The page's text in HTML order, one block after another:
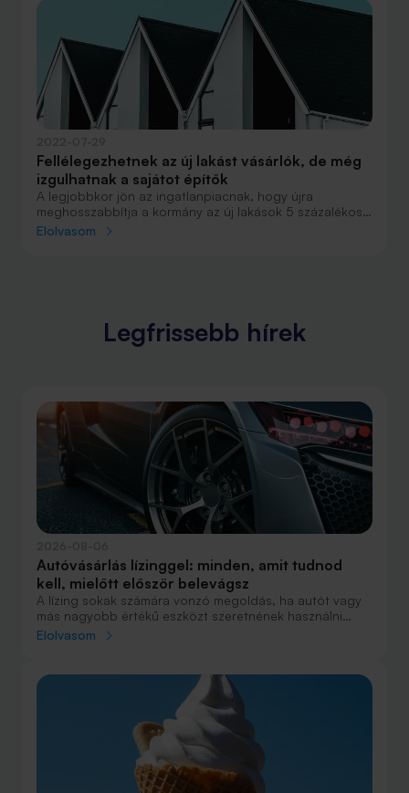
jelentek meg új információk. Összegyűjtöttük, mi
Fellélegezhetnek az új lakást vásárlók, de még
izgulhatnak a sajátot építők
A legjobbkor jön az ingatlanpiacnak, hogy újra
meghosszabbítja a kormány az új lakások 5 százalékos
kedvezményes áfáját, ami év végén járt volna le. Azt még
Elolvasom
Legfrissebb hírek
Autóvásárlás lízinggel: minden, amit tudnod
kell, mielőtt először belevágsz
A lízing sokak számára vonzó megoldás, ha autót vagy
más nagyobb értékű eszközt szeretnének használni
anélkül, hogy azt egy összegben ki kellene fizetniük.
fogalmak közül, amelyekkel biztosan találkozol.
Elolvasom